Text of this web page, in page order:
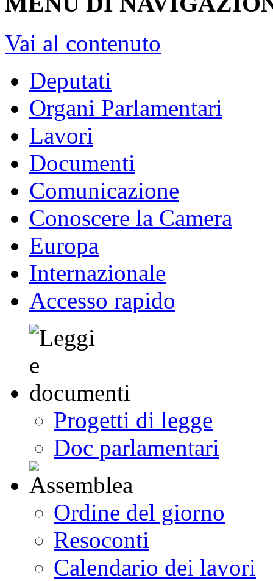
Vai al contenuto
Deputati
Organi Parlamentari
Lavori
Documenti
Comunicazione
Conoscere la Camera
Europa
Internazionale
Accesso rapido
Progetti di legge
Doc parlamentari
Ordine del giorno
Resoconti
Calendario dei lavori